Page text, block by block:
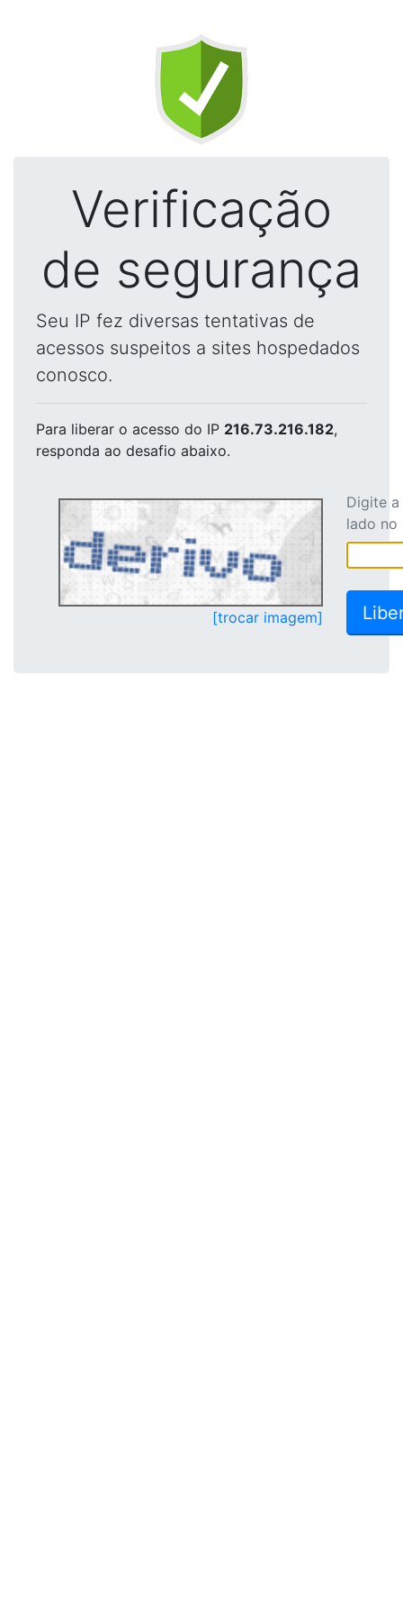
Verificação
de segurança
Seu IP fez diversas tentativas de
acessos suspeitos a sites hospedados
conosco.
Para liberar o acesso do IP 216.73.216.182,
responda ao desafio abaixo.
[trocar imagem]
Digite
lado no